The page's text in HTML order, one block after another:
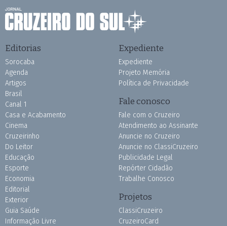
Editorias
Sorocaba
Agenda
Artigos
Brasil
Canal 1
Casa e Acabamento
Cinema
Cruzeirinho
Do Leitor
Educação
Esporte
Economia
Editorial
Exterior
Guia Saúde
Informação Livre
Expediente
Expediente
Projeto Memória
Política de Privacidade
Fale conosco
Fale com o Cruzeiro
Atendimento ao Assinante
Anuncie no Cruzeiro
Anuncie no ClassiCruzeiro
Publicidade Legal
Repórter Cidadão
Trabalhe Conosco
Projetos
ClassiCruzeiro
CruzeiroCard